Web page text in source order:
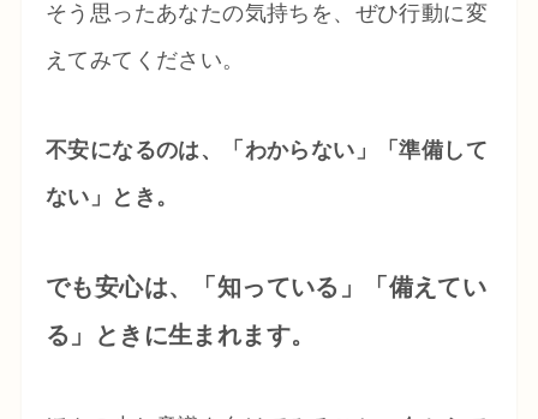
そう思ったあなたの気持ちを、ぜひ行動に変
えてみてください。
不安になるのは、「わからない」「準備して
ない」とき。
でも安心は、「知っている」「備えてい
る」ときに生まれます。